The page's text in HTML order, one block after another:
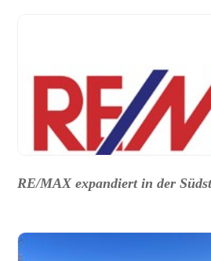
RE/MAX expandiert in der